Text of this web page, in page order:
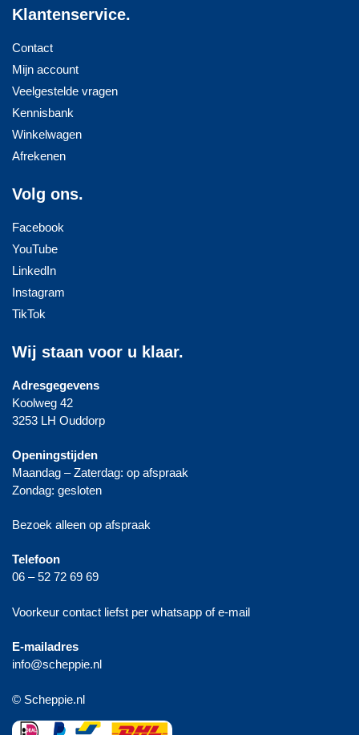
Klantenservice.
Contact
Mijn account
Veelgestelde vragen
Kennisbank
Winkelwagen
Afrekenen
Volg ons.
Facebook
YouTube
LinkedIn
Instagram
TikTok
Wij staan voor u klaar.
Adresgegevens
Koolweg 42
3253 LH Ouddorp
Openingstijden
Maandag – Zaterdag: op afspraak
Zondag: gesloten
Bezoek alleen op afspraak
Telefoon
06 – 52 72 69 69
Voorkeur contact liefst per whatsapp of e-mail
E-mailadres
info@scheppie.nl
© Scheppie.nl